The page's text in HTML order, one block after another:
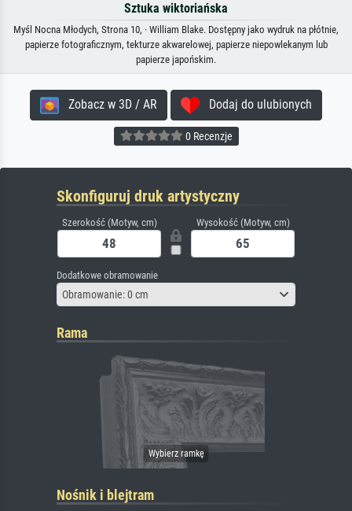
Sztuka wiktoriańska
Myśl Nocna Młodych, Strona 10, · William Blake. Dostępny jako wydruk na płótnie,
papierze fotograficznym, tekturze akwarelowej, papierze niepowlekanym lub
papierze japońskim.
Zobacz w 3D / AR Dodaj do ulubionych
0 Recenzje
Skonfiguruj druk artystyczny
Szerokość (Motyw, cm) Wysokość (Motyw, cm)
Dodatkowe obramowanie
Obramowanie: 0 cm
Rama
Nośnik i blejtram